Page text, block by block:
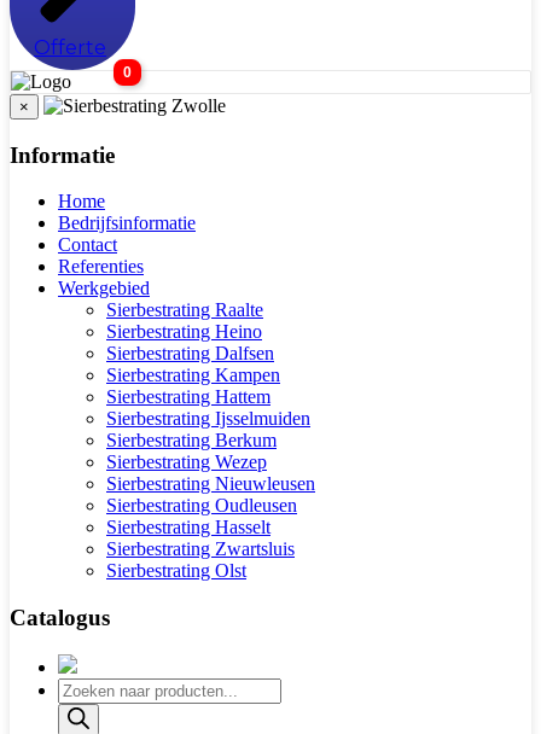
Offerte
0
×
Informatie
Home
Bedrijfsinformatie
Contact
Referenties
Werkgebied
Sierbestrating Raalte
Sierbestrating Heino
Sierbestrating Dalfsen
Sierbestrating Kampen
Sierbestrating Hattem
Sierbestrating Ijsselmuiden
Sierbestrating Berkum
Sierbestrating Wezep
Sierbestrating Nieuwleusen
Sierbestrating Oudleusen
Sierbestrating Hasselt
Sierbestrating Zwartsluis
Sierbestrating Olst
Catalogus
Producten
zoeken